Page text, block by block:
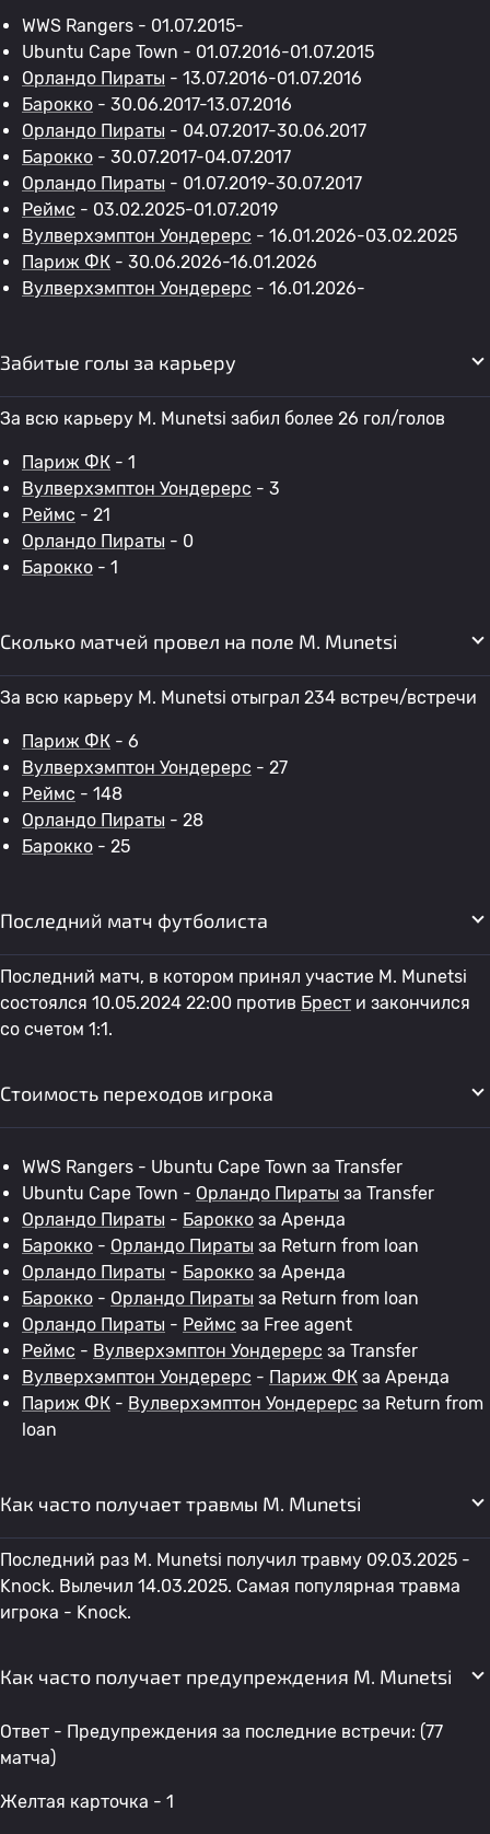
WWS Rangers - 01.07.2015-
Ubuntu Cape Town - 01.07.2016-01.07.2015
Орландо Пираты - 13.07.2016-01.07.2016
Барокко - 30.06.2017-13.07.2016
Орландо Пираты - 04.07.2017-30.06.2017
Барокко - 30.07.2017-04.07.2017
Орландо Пираты - 01.07.2019-30.07.2017
Реймс - 03.02.2025-01.07.2019
Вулверхэмптон Уондерерс - 16.01.2026-03.02.2025
Париж ФК - 30.06.2026-16.01.2026
Вулверхэмптон Уондерерс - 16.01.2026-
Забитые голы за карьеру
За всю карьеру M. Munetsi забил более 26 гол/голов
Париж ФК - 1
Вулверхэмптон Уондерерс - 3
Реймс - 21
Орландо Пираты - 0
Барокко - 1
Сколько матчей провел на поле M. Munetsi
За всю карьеру M. Munetsi отыграл 234 встреч/встречи
Париж ФК - 6
Вулверхэмптон Уондерерс - 27
Реймс - 148
Орландо Пираты - 28
Барокко - 25
Последний матч футболиста
Последний матч, в котором принял участие M. Munetsi
состоялся 10.05.2024 22:00 против Брест и закончился
со счетом 1:1.
Стоимость переходов игрока
WWS Rangers - Ubuntu Cape Town за Transfer
Ubuntu Cape Town - Орландо Пираты за Transfer
Орландо Пираты - Барокко за Аренда
Барокко - Орландо Пираты за Return from loan
Орландо Пираты - Барокко за Аренда
Барокко - Орландо Пираты за Return from loan
Орландо Пираты - Реймс за Free agent
Реймс - Вулверхэмптон Уондерерс за Transfer
Вулверхэмптон Уондерерс - Париж ФК за Аренда
Париж ФК - Вулверхэмптон Уондерерс за Return from
loan
Как часто получает травмы M. Munetsi
Последний раз M. Munetsi получил травму 09.03.2025 -
Knock. Вылечил 14.03.2025. Самая популярная травма
игрока - Knock.
Как часто получает предупреждения M. Munetsi
Ответ - Предупреждения за последние встречи: (77
матча)
Желтая карточка - 1